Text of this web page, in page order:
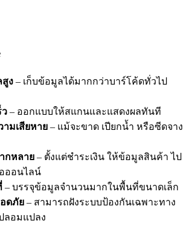
ง – เก็บข้อมูลได้มากกว่าบาร์โค้ดทั่วไป
ว – ออกแบบให้สแกนและแสดงผลทันที
มเสียหาย – แม้จะขาด เปียกน้ำ หรือซีดจาง
กหลาย – ตั้งแต่ชำระเงิน ให้ข้อมูลสินค้า ไป
ออนไลน์
– บรรจุข้อมูลจำนวนมากในพื้นที่ขนาดเล็ก
ดภัย – สามารถฝังระบบป้องกันเฉพาะทาง
ลอมแปลง